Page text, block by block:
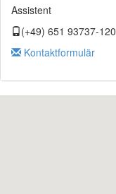
Assistent
(+49) 651 93737-120
Kontaktformulär